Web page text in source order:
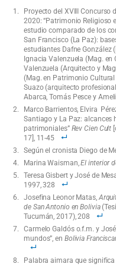
Proyecto del XVIII Concurso
2020: “Patrimonio Religioso
estudio comparado de los
San Francisco (La Paz):
estudiantes Dafne González
Ignacia Valenzuela (Mag. en
Valenzuela (Arquitecto y
(Mag. en Patrimonio
Suazo (arquitecto
Abarca, Tomás Pesce y
Marco Barrientos, Elvira
Santiago y La Paz: alcances
patrimoniales”Rev Cien Cult
17], 11-45
Según el cronista Diego de
Marina Waisman,El interior
Teresa Gisbert y José de
1997, 328
Josefina Leonor Matas,
de San Antonio en Bolivia
Tucumán, 2017), 208
Carmelo Galdós o.f.m. y
mundos”, en Bolivia
Palabra aimara que